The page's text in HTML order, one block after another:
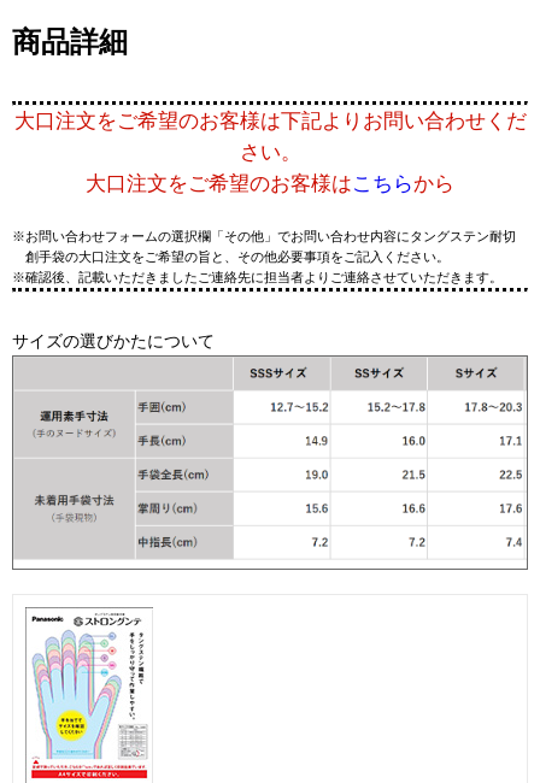
商品詳細
大口注文をご希望のお客様は下記よりお問い合わせくだ
さい。
大口注文をご希望のお客様はこちらから
※お問い合わせフォームの選択欄「その他」でお問い合わせ内容にタングステン耐切
創手袋の大口注文をご希望の旨と、その他必要事項をご記入ください。
※確認後、記載いただきましたご連絡先に担当者よりご連絡させていただきます。
サイズの選びかたについて